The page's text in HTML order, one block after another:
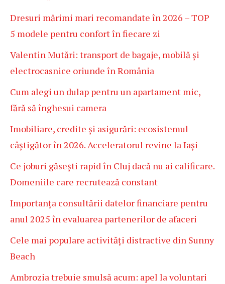
Dresuri mărimi mari recomandate în 2026 – TOP
5 modele pentru confort în fiecare zi
Valentin Mutări: transport de bagaje, mobilă și
electrocasnice oriunde în România
Cum alegi un dulap pentru un apartament mic,
fără să înghesui camera
Imobiliare, credite și asigurări: ecosistemul
câștigător în 2026. Acceleratorul revine la Iași
Ce joburi găsești rapid în Cluj dacă nu ai calificare.
Domeniile care recrutează constant
Importanța consultării datelor financiare pentru
anul 2025 în evaluarea partenerilor de afaceri
Cele mai populare activități distractive din Sunny
Beach
Ambrozia trebuie smulsă acum: apel la voluntari